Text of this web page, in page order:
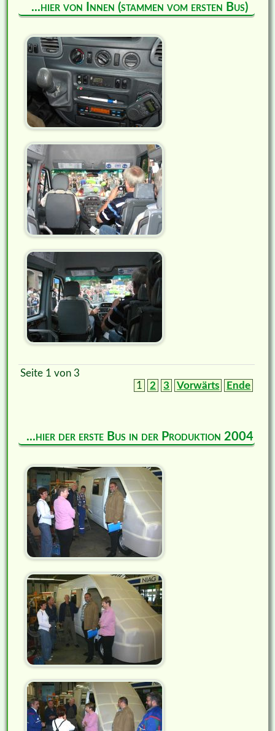
...hier von Innen (stammen vom ersten Bus)
Seite 1 von 3
1
2 3 Vorwärts Ende
...hier der erste Bus in der Produktion 2004